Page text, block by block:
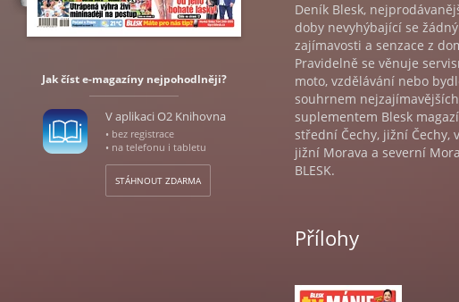
Jak číst e-magazíny nejpohodlněji?
V aplikaci O2 Knihovna
• bez registrace
• na telefonu i tabletu
STÁHNOUT ZDARMA
Deník Blesk,
doby nevyhýbající se
zajímavosti a senzace z
Pravidelně se věnuje
moto, vzdělávání nebo
souhrnem
suplementem Blesk
střední Čechy, jižní Čechy,
jižní Morava a severní
BLESK.
Přílohy